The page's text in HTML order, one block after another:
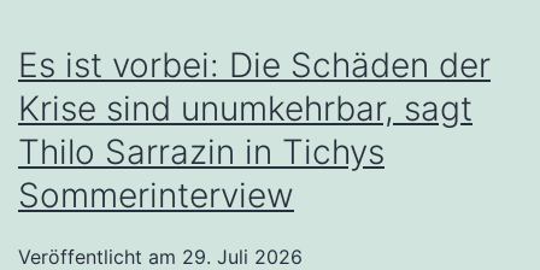
Es ist vorbei: Die Schäden der
Krise sind unumkehrbar, sagt
Thilo Sarrazin in Tichys
Sommerinterview
Veröffentlicht am 29. Juli 2026